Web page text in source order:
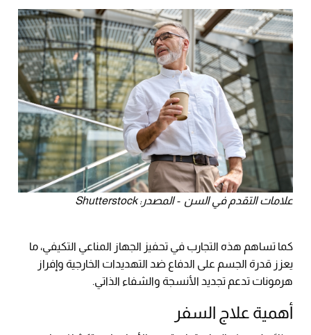
علامات التقدم في السن - المصدر: Shutterstock
كما تساهم هذه التجارب في تحفيز الجهاز المناعي التكيفي، ما
يعزز قدرة الجسم على الدفاع ضد التهديدات الخارجية وإفراز
هرمونات تدعم تجديد الأنسجة والشفاء الذاتي.
أهمية علاج السفر